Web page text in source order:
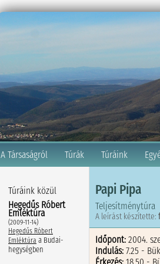
A Társaságról Túrák Túráink
Túráink közül
Hegedűs Róbert
Emléktúra
(2009-11-14)
Hegedűs Róbert
Emléktúra a Budai-
hegységben
Papi Pipa
Teljesítménytúra
A leírást készítette:
Időpont: 2004.
Indulás: 7.25 -